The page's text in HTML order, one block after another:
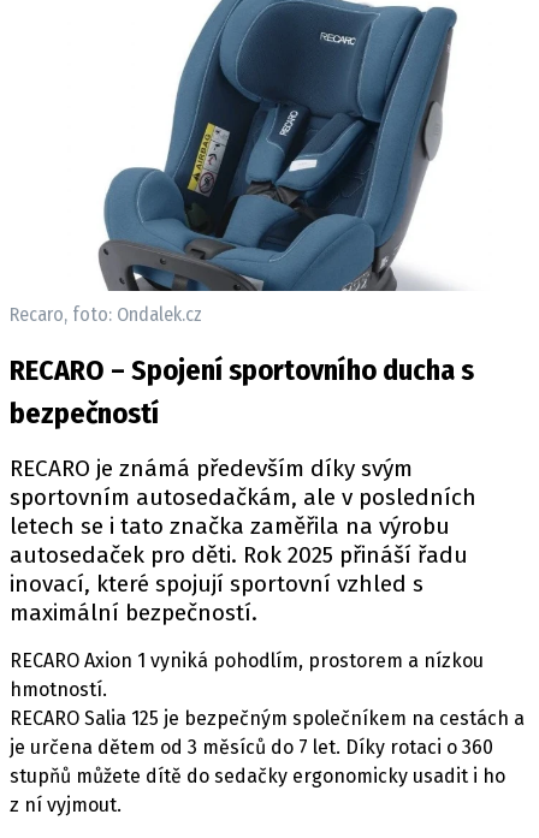
Recaro, foto: Ondalek.cz
RECARO – Spojení sportovního ducha s
bezpečností
RECARO je známá především díky svým
sportovním autosedačkám, ale v posledních
letech se i tato značka zaměřila na výrobu
autosedaček pro děti. Rok 2025 přináší řadu
inovací, které spojují sportovní vzhled s
maximální bezpečností.
RECARO Axion 1 vyniká pohodlím, prostorem a nízkou
hmotností.
RECARO Salia 125 je bezpečným společníkem na cestách a
je určena dětem od 3 měsíců do 7 let. Díky rotaci o 360
stupňů můžete dítě do sedačky ergonomicky usadit i ho
z ní vyjmout.